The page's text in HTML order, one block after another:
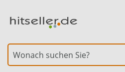
Element überspringen